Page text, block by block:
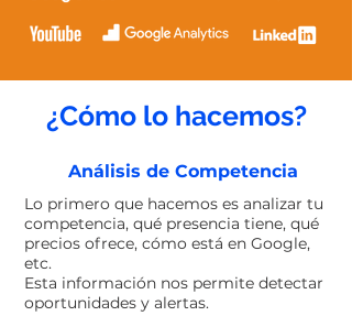
¿Cómo lo hacemos?
Análisis de Competencia
Lo primero que hacemos es analizar tu
competencia, qué presencia tiene, qué
precios ofrece, cómo está en Google,
etc.
Esta información nos permite detectar
oportunidades y alertas.